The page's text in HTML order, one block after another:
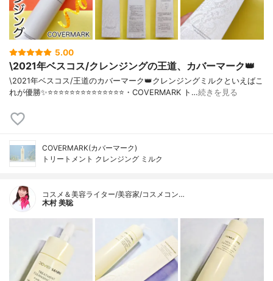
5.00
\2021年ベスコス/クレンジングの王道、カバーマーク👑
\2021年ベスコス/王道のカバーマーク👑クレンジングミルクといえばこ
れが優勝✨⭐️⭐️⭐️⭐️⭐️⭐️⭐️⭐️⭐️⭐️⭐️⭐️⭐️⭐️・COVERMARK ト…続きを見る
COVERMARK(カバーマーク)
トリートメント クレンジング ミルク
コスメ＆美容ライター/美容家/コスメコン…
木村 美聡